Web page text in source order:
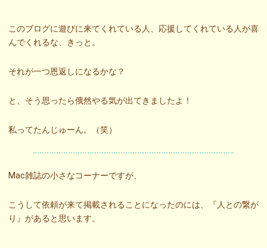
このブログに遊びに来てくれている人、応援してくれている人が喜
んでくれるな、きっと。
それが一つ恩返しになるかな？
と、そう思ったら俄然やる気が出てきましたよ！
私ってたんじゅーん。（笑）
Mac雑誌の小さなコーナーですが、
こうして依頼が来て掲載されることになったのには、『人との繋が
り』があると思います。